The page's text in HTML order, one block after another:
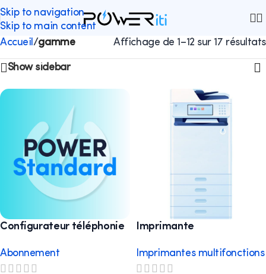
Skip to navigation
Skip to main content
Accueil/gamme Affichage de 1–12 sur 17 résultats
Show sidebar
Configurateur téléphonie
Abonnement
Imprimante
Imprimantes multifonctions